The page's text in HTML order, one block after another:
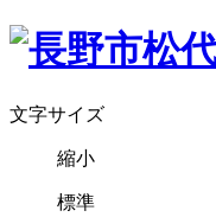
文字サイズ
縮小
標準